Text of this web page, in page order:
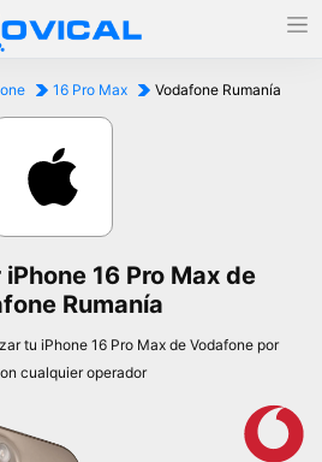
16 Pro Max Vodafone Rumanía
16 Pro Max de
Rumanía
tu iPhone 16 Pro Max de Vodafone por
cualquier operador